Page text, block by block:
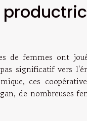
de femmes ont
significatif vers
ces
de nombreuses